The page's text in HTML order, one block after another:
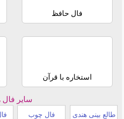
فال حافظ
استخاره با قرآن
سایر فال
طالع بینی هندی فال چوب